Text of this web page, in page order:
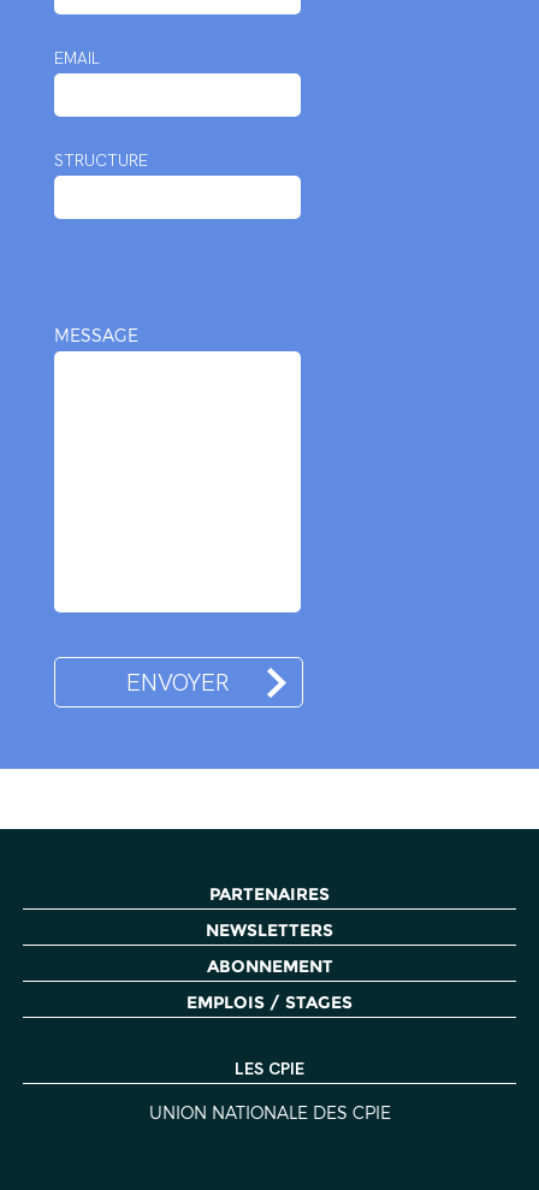
EMAIL
STRUCTURE
MESSAGE
PARTENAIRES
NEWSLETTERS
ABONNEMENT
EMPLOIS / STAGES
LES CPIE
UNION NATIONALE DES CPIE